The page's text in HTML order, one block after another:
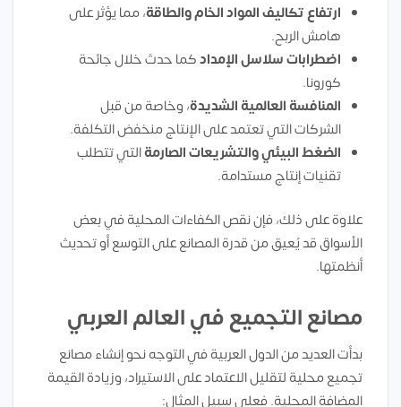
ارتفاع تكاليف المواد الخام والطاقة، مما يؤثر على
هامش الربح.
اضطرابات سلاسل الإمدادكما حدث خلال جائحة
كورونا.
المنافسة العالمية الشديدة، وخاصة من قبل
الشركات التي تعتمد على الإنتاج منخفض التكلفة.
الضغط البيئي والتشريعات الصارمةالتي تتطلب
تقنيات إنتاج مستدامة.
علاوة على ذلك، فإن نقص الكفاءات المحلية في بعض
الأسواق قد يُعيق من قدرة المصانع على التوسع أو تحديث
أنظمتها.
مصانع التجميع في العالم العربي
بدأت العديد من الدول العربية في التوجه نحو إنشاء مصانع
تجميع محلية لتقليل الاعتماد على الاستيراد، وزيادة القيمة
المضافة المحلية. فعلى سبيل المثال: